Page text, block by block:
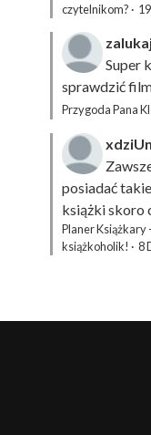
czytelnikom? ·
Super
sprawdzić
Przygoda Pana
posiadać
książki skoro
Planer Książkary
książkoholik! · 8